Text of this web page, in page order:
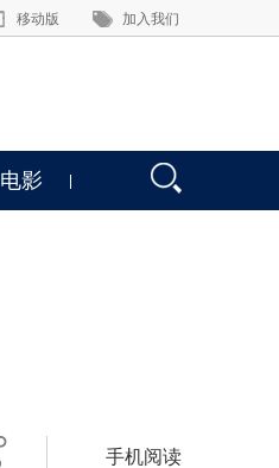
移动版 加入我们
电影
手机阅读